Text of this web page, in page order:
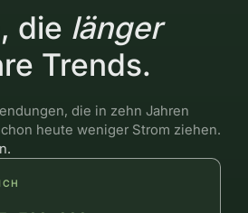
die länger
Trends.
die in zehn Jahren
heute weniger Strom ziehen.